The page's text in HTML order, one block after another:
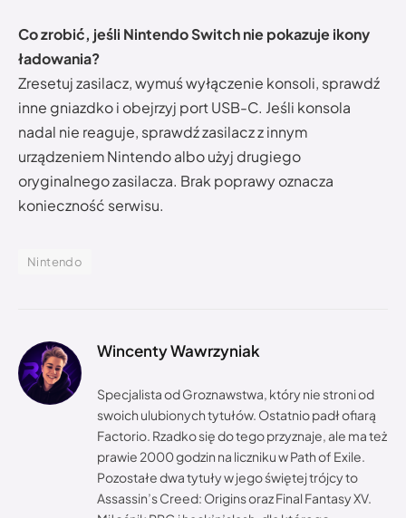
Co zrobić, jeśli Nintendo Switch nie pokazuje ikony
ładowania?
Zresetuj zasilacz, wymuś wyłączenie konsoli, sprawdź
inne gniazdko i obejrzyj port USB-C. Jeśli konsola
nadal nie reaguje, sprawdź zasilacz z innym
urządzeniem Nintendo albo użyj drugiego
oryginalnego zasilacza. Brak poprawy oznacza
konieczność serwisu.
Nintendo
Wincenty Wawrzyniak
Specjalista od Groznawstwa, który nie stroni od
swoich ulubionych tytułów. Ostatnio padł ofiarą
Factorio. Rzadko się do tego przyznaje, ale ma też
prawie 2000 godzin na liczniku w Path of Exile.
Pozostałe dwa tytuły w jego świętej trójcy to
Assassin’s Creed: Origins oraz Final Fantasy XV.